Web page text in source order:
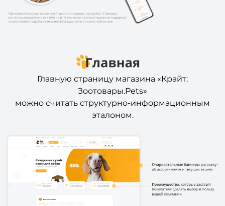
Главную страницу магазина «Крайт:
Зоотовары.Pets»
можно считать структурно-информационным
эталоном.